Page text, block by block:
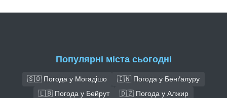
Популярні міста сьогодні
🇸🇴 Погода у Могадішо
🇮🇳 Погода у Бенґалуру
🇱🇧 Погода у Бейрут
🇩🇿 Погода у Алжир